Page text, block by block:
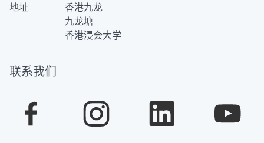
地址:
香港九龙
九龙塘
香港浸会大学
联系我们